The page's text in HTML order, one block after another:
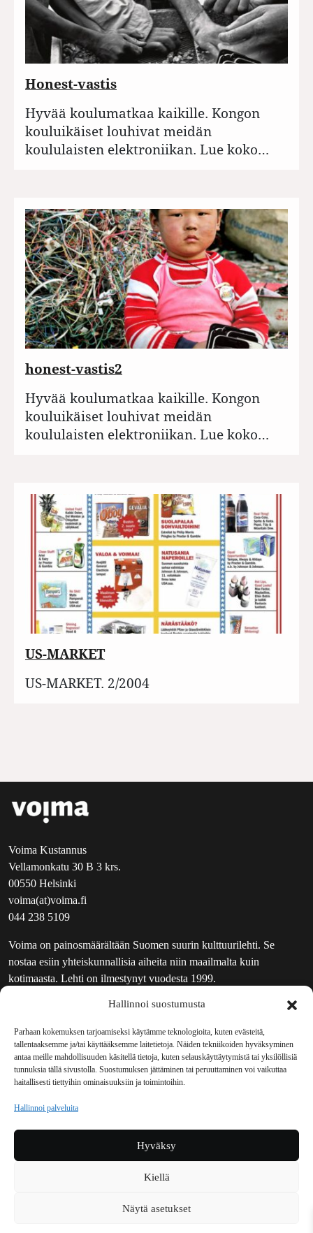
Hallinnoi suostumusta
Parhaan kokemuksen tarjoamiseksi käytämme teknologioita, kuten evästeitä,
tallentaaksemme ja/tai käyttääksemme laitetietoja. Näiden tekniikoiden hyväksyminen
antaa meille mahdollisuuden käsitellä tietoja, kuten selauskäyttäytymistä tai yksilöllisiä
tunnuksia tällä sivustolla. Suostumuksen jättäminen tai peruuttaminen voi vaikuttaa
haitallisesti tiettyihin ominaisuuksiin ja toimintoihin.
Hallinnoi palveluita
Hyväksy
Kiellä
Näytä asetukset
Honest-vastis
Hyvää koulumatkaa kaikille. Kongon
kouluikäiset louhivat meidän
koululaisten elektroniikan. Lue koko…
honest-vastis2
Hyvää koulumatkaa kaikille. Kongon
kouluikäiset louhivat meidän
koululaisten elektroniikan. Lue koko…
US-MARKET
US-MARKET. 2/2004
Voima Kustannus
Vellamonkatu 30 B 3 krs.
00550 Helsinki
voima(at)voima.fi
044 238 5109
Voima on painosmäärältään Suomen suurin kulttuurilehti. Se
nostaa esiin yhteiskunnallisia aiheita niin maailmalta kuin
kotimaasta. Lehti on ilmestynyt vuodesta 1999.
UUTISKIRJE
MAINOSTAJILLE
VASTAMAINOKSET
JAKELUPAIKAT
REKISTERISELOSTE
TILAUKSEN PERUUTUSPYYNTÖ
TILAUSOHJEET JA -EHDOT